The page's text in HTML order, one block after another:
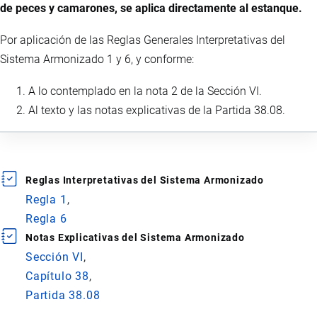
de peces y camarones, se aplica directamente al estanque.
Por aplicación de las Reglas Generales Interpretativas del
Sistema Armonizado 1 y 6, y conforme:
A lo contemplado en la nota 2 de la Sección VI.
Al texto y las notas explicativas de la Partida 38.08.
Reglas Interpretativas del Sistema Armonizado
Regla 1
Regla 6
Notas Explicativas del Sistema Armonizado
Sección VI
Capítulo 38
Partida 38.08